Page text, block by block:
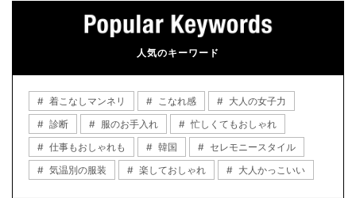
人気のキーワード
着こなしマンネリ こなれ感
大人の女子力
診断
服のお手入れ
忙しくてもおしゃれ
仕事もおしゃれも
韓国
セレモニースタイル
気温別の服装
楽しておしゃれ 大人かっこいい